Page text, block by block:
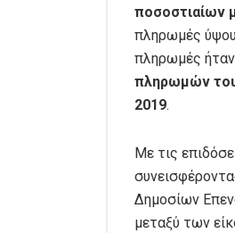
ποσοστιαίων
πληρωμές
πληρωμές
πληρωμών
2019.
Με τις
Δημοσίων
μεταξύ των